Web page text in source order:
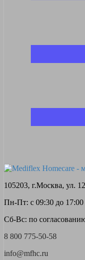
105203, г.Москва, ул.
Пн-Пт: с 09:30 до 17:00
Сб-Вс: по
8 800 775-50-58
info@mfhc.ru